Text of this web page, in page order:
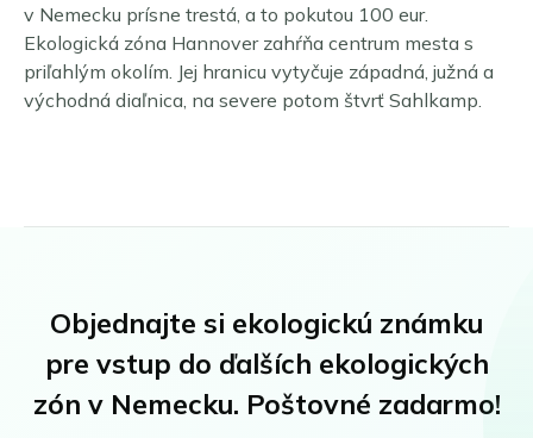
v Nemecku prísne trestá, a to pokutou 100 eur.
Ekologická zóna Hannover zahŕňa centrum mesta s
priľahlým okolím. Jej hranicu vytyčuje západná, južná a
východná diaľnica, na severe potom štvrť Sahlkamp.
Objednajte si ekologickú známku
pre vstup do ďalších ekologických
zón v Nemecku. Poštovné zadarmo!